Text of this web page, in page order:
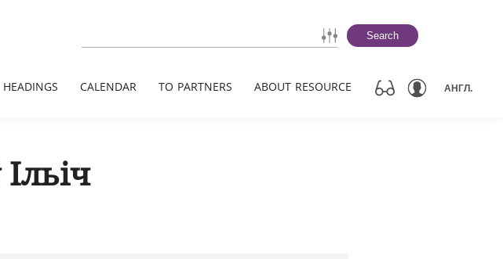
Search
HEADINGS CALENDAR TO PARTNERS ABOUT RESOURCE АНГЛ.